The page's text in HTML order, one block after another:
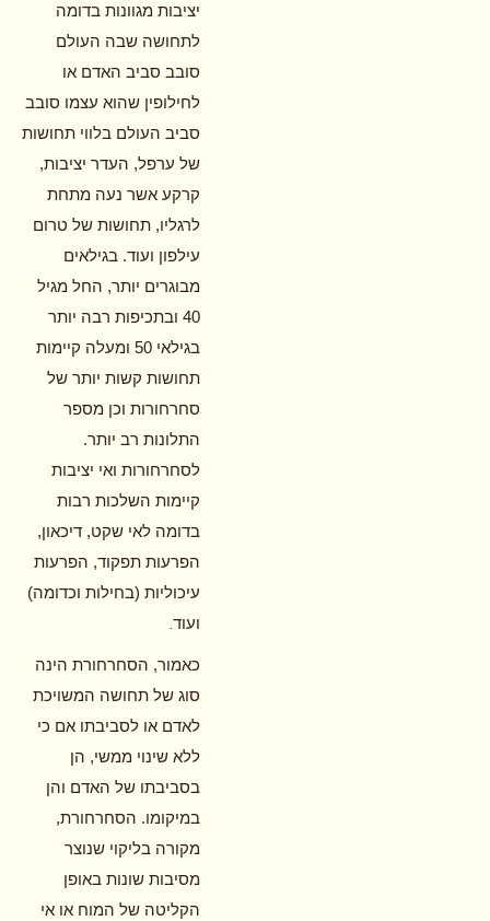
יציבות מגוונות בדומה
לתחושה שבה העולם
סובב סביב האדם או
לחילופין שהוא עצמו סובב
סביב העולם בלווי תחושות
של ערפל, העדר יציבות,
קרקע אשר נעה מתחת
לרגליו, תחושות של טרום
עילפון ועוד. בגילאים
מבוגרים יותר, החל מגיל
40 ובתכיפות רבה יותר
בגילאי 50 ומעלה קיימות
תחושות קשות יותר של
סחרחורות וכן מספר
התלונות רב יותר.
לסחרחורות ואי יציבות
קיימות השלכות רבות
בדומה לאי שקט, דיכאון,
הפרעות תפקוד, הפרעות
עיכוליות (בחילות וכדומה)
כאמור, הסחרחורת הינה
סוג של תחושה המשויכת
לאדם או לסביבתו אם כי
ללא שינוי ממשי, הן
בסביבתו של האדם והן
במיקומו. הסחרחורת,
מקורה בליקוי שנוצר
מסיבות שונות באופן
הקליטה של המוח או אי